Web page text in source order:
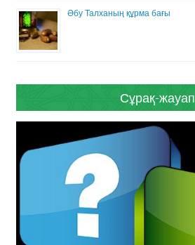
Әбу Талханың құрма бағы
Сұрақ-жауап